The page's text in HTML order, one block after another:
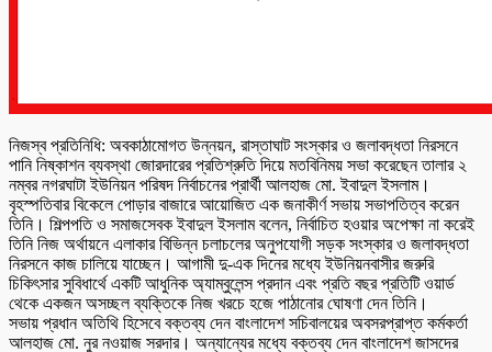
নিজস্ব প্রতিনিধি: অবকাঠামোগত উন্নয়ন, রাস্তাঘাট সংস্কার ও জলাবদ্ধতা নিরসনে
পানি নিষ্কাশন ব্যবস্থা জোরদারের প্রতিশ্রুতি দিয়ে মতবিনিময় সভা করেছেন তালার ২
নম্বর নগরঘাটা ইউনিয়ন পরিষদ নির্বাচনের প্রার্থী আলহাজ মো. ইবাদুল ইসলাম।
বৃহস্পতিবার বিকেলে পোড়ার বাজারে আয়োজিত এক জনাকীর্ণ সভায় সভাপতিত্ব করেন
তিনি। শিল্পপতি ও সমাজসেবক ইবাদুল ইসলাম বলেন, নির্বাচিত হওয়ার অপেক্ষা না করেই
তিনি নিজ অর্থায়নে এলাকার বিভিন্ন চলাচলের অনুপযোগী সড়ক সংস্কার ও জলাবদ্ধতা
নিরসনে কাজ চালিয়ে যাচ্ছেন। আগামী দু-এক দিনের মধ্যে ইউনিয়নবাসীর জরুরি
চিকিৎসার সুবিধার্থে একটি আধুনিক অ্যাম্বুলেন্স প্রদান এবং প্রতি বছর প্রতিটি ওয়ার্ড
থেকে একজন অসচ্ছল ব্যক্তিকে নিজ খরচে হজে পাঠানোর ঘোষণা দেন তিনি।
সভায় প্রধান অতিথি হিসেবে বক্তব্য দেন বাংলাদেশ সচিবালয়ের অবসরপ্রাপ্ত কর্মকর্তা
আলহাজ মো. নুর নওয়াজ সরদার। অন্যান্যের মধ্যে বক্তব্য দেন বাংলাদেশ জাসদের